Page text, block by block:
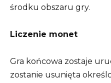
środku obszaru gry.
Liczenie monet
Gra końcowa zostaje
zostanie usunięta